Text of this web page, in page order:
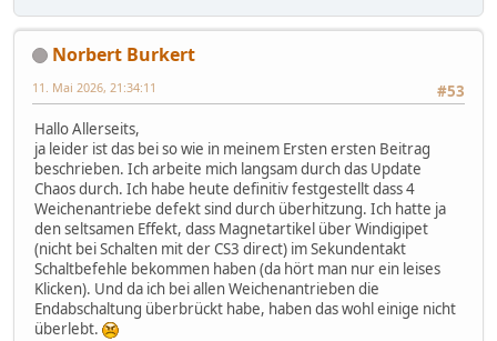
Norbert Burkert
#53
11. Mai 2026, 21:34:11
Hallo Allerseits,
ja leider ist das bei so wie in meinem Ersten ersten Beitrag
beschrieben. Ich arbeite mich langsam durch das Update
Chaos durch. Ich habe heute definitiv festgestellt dass 4
Weichenantriebe defekt sind durch überhitzung. Ich hatte ja
den seltsamen Effekt, dass Magnetartikel über Windigipet
(nicht bei Schalten mit der CS3 direct) im Sekundentakt
Schaltbefehle bekommen haben (da hört man nur ein leises
Klicken). Und da ich bei allen Weichenantrieben die
Endabschaltung überbrückt habe, haben das wohl einige nicht
überlebt.